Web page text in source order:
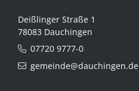
Deißlinger Straße 1
78083 Dauchingen
07720 9777-0
gemeinde@dauchingen.de